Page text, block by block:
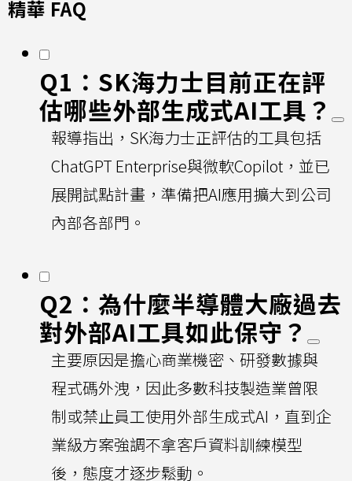
精華 FAQ
Q1：SK海力士目前正在評
估哪些外部生成式AI工具？
報導指出，SK海力士正評估的工具包括
ChatGPT Enterprise與微軟Copilot，並已
展開試點計畫，準備把AI應用擴大到公司
內部各部門。
Q2：為什麼半導體大廠過去
對外部AI工具如此保守？
主要原因是擔心商業機密、研發數據與
程式碼外洩，因此多數科技製造業曾限
制或禁止員工使用外部生成式AI，直到企
業級方案強調不拿客戶資料訓練模型
後，態度才逐步鬆動。